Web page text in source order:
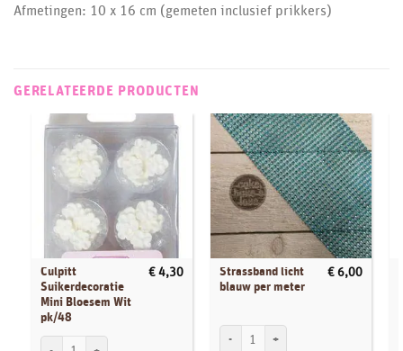
Afmetingen: 10 x 16 cm (gemeten inclusief prikkers)
GERELATEERDE PRODUCTEN
Culpitt
Suikerdecoratie
Mini Bloesem Wit
pk/48
€ 4,30
Culpitt Suikerdecoratie Mini Bloesem Wit pk/48 aantal
Strassband licht
blauw per meter
€ 6,00
Strassband licht blauw per meter aantal